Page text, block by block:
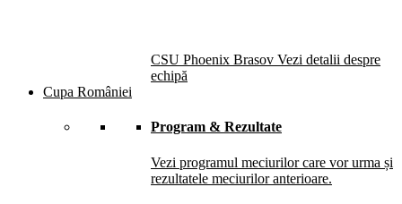
CSU Phoenix Brasov Vezi detalii despre
echipă
Cupa României
Program & Rezultate
Vezi programul meciurilor care vor urma și
rezultatele meciurilor anterioare.